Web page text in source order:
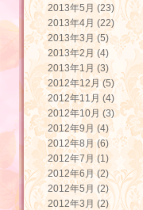
2013年5月 (23)
2013年4月 (22)
2013年3月 (5)
2013年2月 (4)
2013年1月 (3)
2012年12月 (5)
2012年11月 (4)
2012年10月 (3)
2012年9月 (4)
2012年8月 (6)
2012年7月 (1)
2012年6月 (2)
2012年5月 (2)
2012年3月 (2)